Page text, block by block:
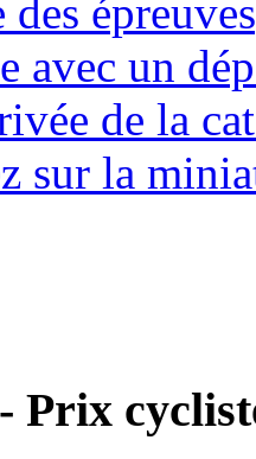
des
avec un
de la
sur la
Prix